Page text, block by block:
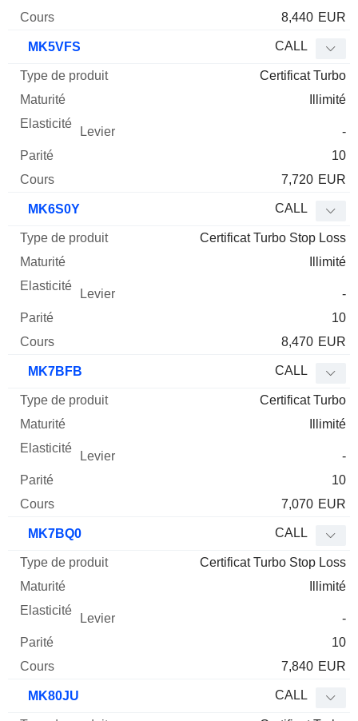
8,440 EUR
MK5VFS CALL
Certificat Turbo
Illimité
-
10
7,720 EUR
MK6S0Y CALL
Certificat Turbo Stop Loss
Illimité
-
10
8,470 EUR
MK7BFB CALL
Certificat Turbo
Illimité
-
10
7,070 EUR
MK7BQ0 CALL
Certificat Turbo Stop Loss
Illimité
-
10
7,840 EUR
MK80JU CALL